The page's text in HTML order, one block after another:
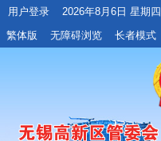
用户登录
2026年8月6日 星期四
繁体版
无障碍浏览 长者模式